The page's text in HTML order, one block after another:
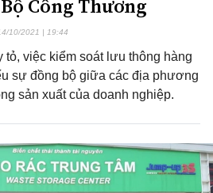
Công Thương
10/2021 | 19:44
tỏ, việc kiểm soát lưu thông hàng
sự đồng bộ giữa các địa phương
sản xuất của doanh nghiệp.